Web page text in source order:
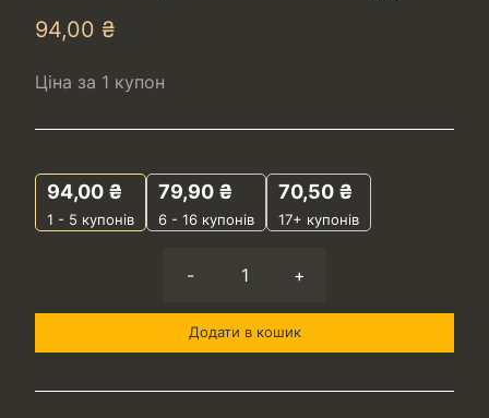
94,00 ₴
Ціна за 1 купон
94,00 ₴
1 - 5 купонів
79,90 ₴
6 - 16 купонів
70,50 ₴
17+ купонів
- +
Додати в кошик